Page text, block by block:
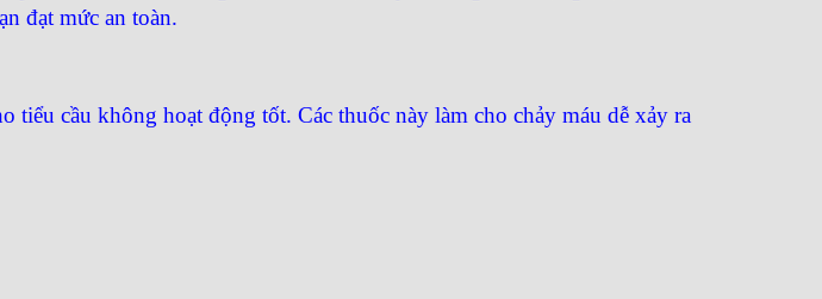
đạt mức an toàn.
cầu không hoạt động tốt. Các thuốc này làm cho chảy máu dễ xảy ra